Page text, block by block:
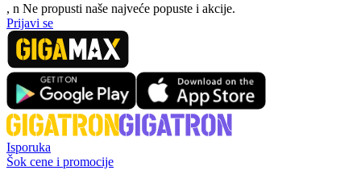
, n Ne propusti naše najveće popuste i akcije.
Prijavi se
Isporuka
Šok cene i promocije